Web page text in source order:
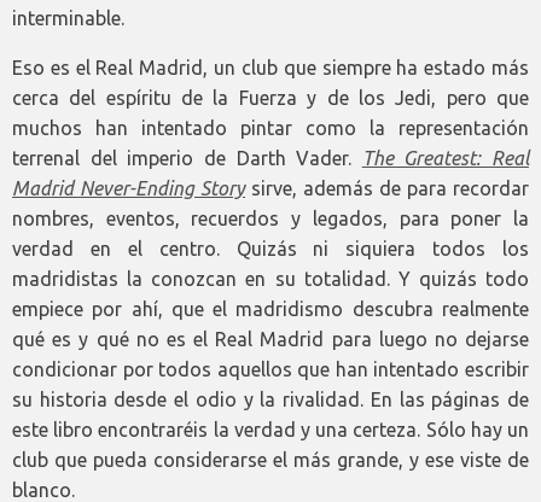
interminable.
Eso es el Real Madrid, un club que siempre ha estado más
cerca del espíritu de la Fuerza y de los Jedi, pero que
muchos han intentado pintar como la representación
terrenal del imperio de Darth Vader.
The Greatest: Real
Madrid Never-Ending Storysirve, además de para recordar
nombres, eventos, recuerdos y legados, para poner la
verdad en el centro. Quizás ni siquiera todos los
madridistas la conozcan en su totalidad. Y quizás todo
empiece por ahí, que el madridismo descubra realmente
qué es y qué no es el Real Madrid para luego no dejarse
condicionar por todos aquellos que han intentado escribir
su historia desde el odio y la rivalidad. En las páginas de
este libro encontraréis la verdad y una certeza. Sólo hay un
club que pueda considerarse el más grande, y ese viste de
blanco.